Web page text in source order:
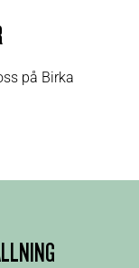
på Birka